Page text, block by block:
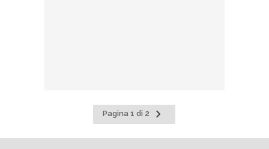
Pagina 1 di 2
Pagina
successiva